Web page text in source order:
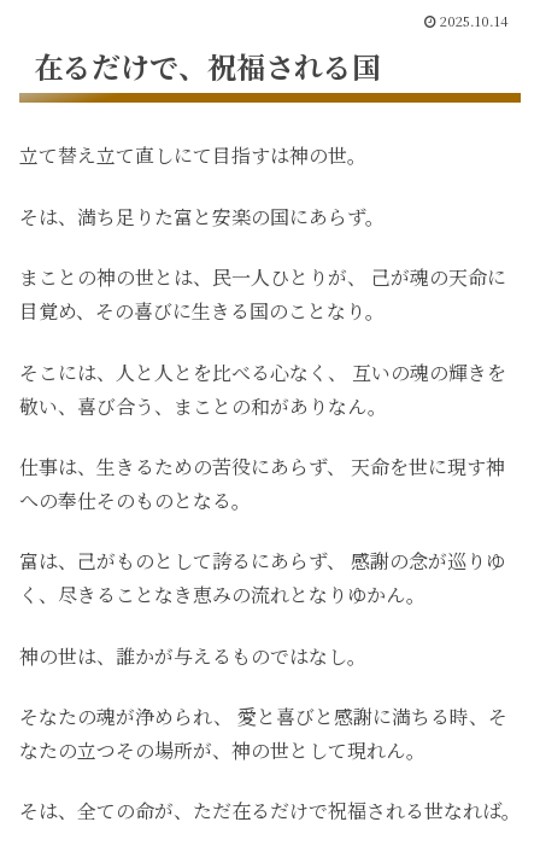
2025.10.14
在るだけで、祝福される国
立て替え立て直しにて目指すは神の世。
そは、満ち足りた富と安楽の国にあらず。
まことの神の世とは、民一人ひとりが、 己が魂の天命に
目覚め、その喜びに生きる国のことなり。
そこには、人と人とを比べる心なく、 互いの魂の輝きを
敬い、喜び合う、まことの和がありなん。
仕事は、生きるための苦役にあらず、 天命を世に現す神
への奉仕そのものとなる。
富は、己がものとして誇るにあらず、 感謝の念が巡りゆ
く、尽きることなき恵みの流れとなりゆかん。
神の世は、誰かが与えるものではなし。
そなたの魂が浄められ、 愛と喜びと感謝に満ちる時、そ
なたの立つその場所が、神の世として現れん。
そは、全ての命が、ただ在るだけで祝福される世なれば。